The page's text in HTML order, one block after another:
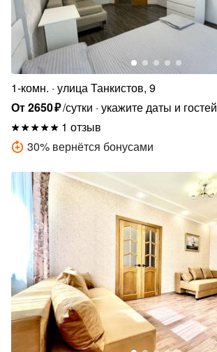
1-комн. улица Танкистов, 9
От2650₽/сутки укажите даты и гостей
1 отзыв
30% вернётся бонусами